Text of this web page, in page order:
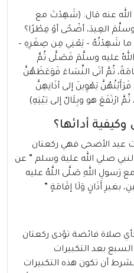
عنه قال: (شَهِدْتَ مع
العِيدَ، أضْحًى أوْ فِطْرًا؟
ما شَهِدْتُهُ – يَعْنِي مِن صِغَرِهِ –
عليه وسلَّمَ فَصَلَّى ثُمَّ
ثُمَّ أتَى النِّسَاءَ فَوَعَظَهُنَّ
يَهْوِينَ إلى آذَانِهِنَّ
ارْتَفَعَ هو وبِلَالٌ إلى بَيْتِهِ)
أدائها؟
عيد الأضحى فهي ركعتان
صلي الله علية وسلم ” عن
رَسولِ اللهِ صَلَّى اللَّهُ عليه
بغيرِ أَذَانٍ وَلَا إقَامَةٍ ”
صلاة فائضة تؤدى ركعتان
بعد التكبيرات
أن تكون هذه التكبيرات